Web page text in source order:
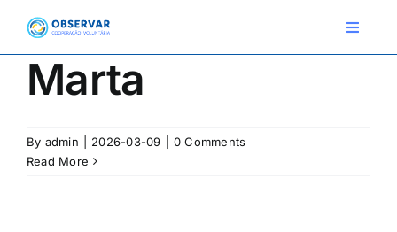
content
Toggle
ESTAÇÕES METEOROLÓGICAS
Marta
By admin 2026-03-09
0 Comments
Read More